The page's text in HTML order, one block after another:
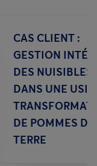
CAS CLIENT :
GESTION
DES NUISIBLES
DANS UNE
DE POMMES DE
TERRE